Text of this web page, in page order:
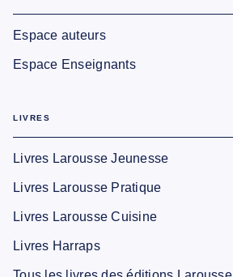
Espace auteurs
Espace Enseignants
LIVRES
Livres Larousse Jeunesse
Livres Larousse Pratique
Livres Larousse Cuisine
Livres Harraps